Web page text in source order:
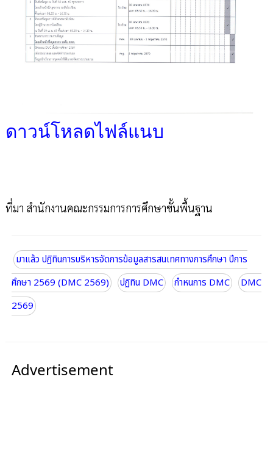
ดาวน์โหลดไฟล์แนบ
ที่มา สำนักงานคณะกรรมการการศึกษาขั้นพื้นฐาน
มาแล้ว ปฏิทินการบริหารจัดการข้อมูลสารสนเทศทางการศึกษา ปีการ
ศึกษา 2569 (DMC 2569)
ปฏิทิน DMC กำหนการ DMC
DMC
2569
Advertisement